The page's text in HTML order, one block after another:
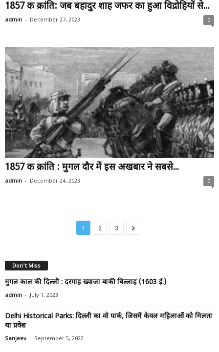
1857 की क्रांति: जब बहादुर शाह जफर का हुआ विद्रोहियों से...
admin - December 27, 2023 0
1857 की क्रांति : मुगल दौर में इस अखबार ने सबसे...
admin - December 24, 2023 0
1 2 3
Don't Miss
मुगल काल की दिल्ली : दरगाह ख्वाजा बाकी बिल्लाह (1603 ई.)
admin - July 1, 2023
Delhi Historical Parks: दिल्ली का वो पार्क, जिसमें केवल महिलाओं को मिलता
था प्रवेश
Sanjeev - September 5, 2022